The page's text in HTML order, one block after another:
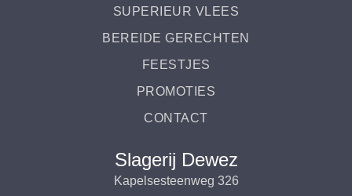
SUPERIEUR VLEES
BEREIDE GERECHTEN
FEESTJES
PROMOTIES
CONTACT
Slagerij Dewez
Kapelsesteenweg 326